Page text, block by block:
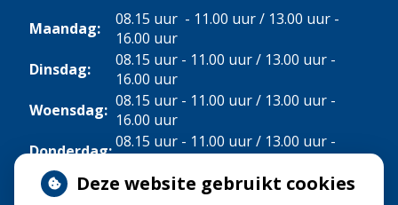
Maandag:
08.15 uur - 11.00 uur / 13.00 uur -
16.00 uur
Dinsdag:
08.15 uur - 11.00 uur / 13.00 uur -
16.00 uur
Woensdag: 08.15 uur - 11.00 uur / 13.00 uur -
16.00 uur
Donderdag:08.15 uur - 11.00 uur / 13.00 uur -
Vrijdag:
08.15 uur - 11.00 uur
Deze website gebruikt cookies